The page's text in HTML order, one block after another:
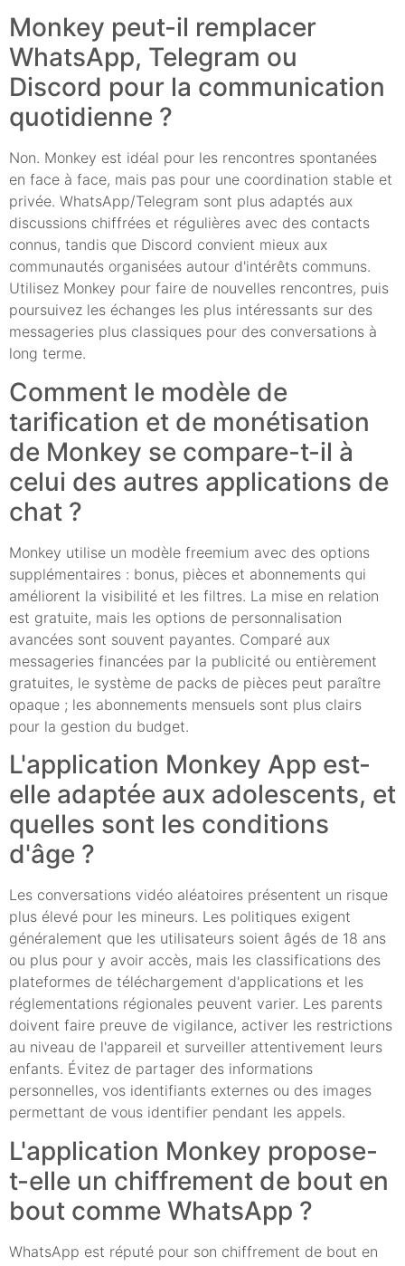
Monkey peut-il remplacer
WhatsApp, Telegram ou
Discord pour la communication
quotidienne ?
Non. Monkey est idéal pour les rencontres spontanées
en face à face, mais pas pour une coordination stable et
privée. WhatsApp/Telegram sont plus adaptés aux
discussions chiffrées et régulières avec des contacts
connus, tandis que Discord convient mieux aux
communautés organisées autour d'intérêts communs.
Utilisez Monkey pour faire de nouvelles rencontres, puis
poursuivez les échanges les plus intéressants sur des
messageries plus classiques pour des conversations à
long terme.
Comment le modèle de
tarification et de monétisation
de Monkey se compare-t-il à
celui des autres applications de
chat ?
Monkey utilise un modèle freemium avec des options
supplémentaires : bonus, pièces et abonnements qui
améliorent la visibilité et les filtres. La mise en relation
est gratuite, mais les options de personnalisation
avancées sont souvent payantes. Comparé aux
messageries financées par la publicité ou entièrement
gratuites, le système de packs de pièces peut paraître
opaque ; les abonnements mensuels sont plus clairs
pour la gestion du budget.
L'application Monkey App est-
elle adaptée aux adolescents, et
quelles sont les conditions
d'âge ?
Les conversations vidéo aléatoires présentent un risque
plus élevé pour les mineurs. Les politiques exigent
généralement que les utilisateurs soient âgés de 18 ans
ou plus pour y avoir accès, mais les classifications des
plateformes de téléchargement d'applications et les
réglementations régionales peuvent varier. Les parents
doivent faire preuve de vigilance, activer les restrictions
au niveau de l'appareil et surveiller attentivement leurs
enfants. Évitez de partager des informations
personnelles, vos identifiants externes ou des images
permettant de vous identifier pendant les appels.
L'application Monkey propose-
t-elle un chiffrement de bout en
bout comme WhatsApp ?
WhatsApp est réputé pour son chiffrement de bout en